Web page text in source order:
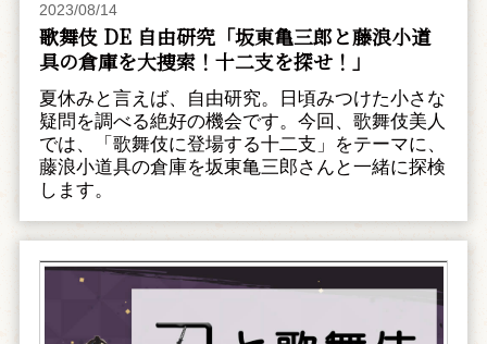
2023/08/14
歌舞伎 DE 自由研究「坂東亀三郎と藤浪小道
具の倉庫を大捜索！十二支を探せ！」
夏休みと言えば、自由研究。日頃みつけた小さな
疑問を調べる絶好の機会です。今回、歌舞伎美人
では、「歌舞伎に登場する十二支」をテーマに、
藤浪小道具の倉庫を坂東亀三郎さんと一緒に探検
します。